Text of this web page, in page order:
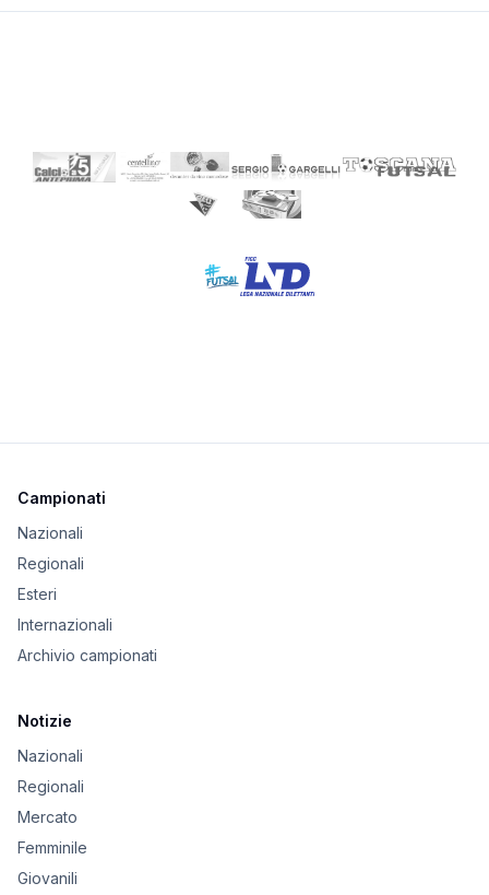
Campionati
Nazionali
Regionali
Esteri
Internazionali
Archivio campionati
Notizie
Nazionali
Regionali
Mercato
Femminile
Giovanili